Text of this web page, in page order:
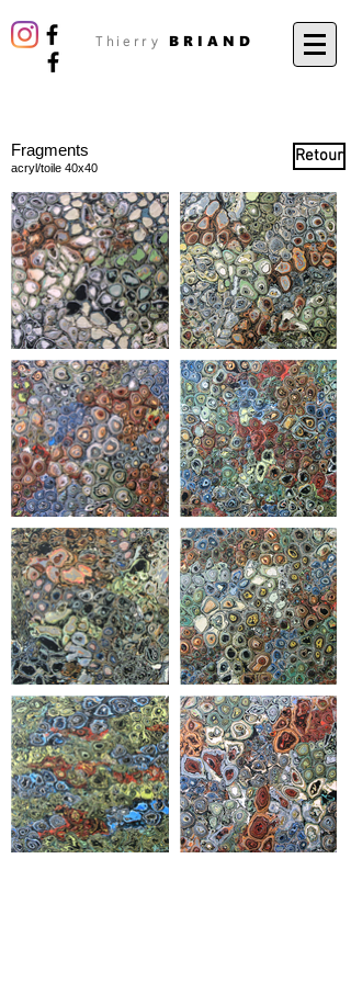
Thierry BRIAND
Fragments
acryl/toile 40x40
Retour